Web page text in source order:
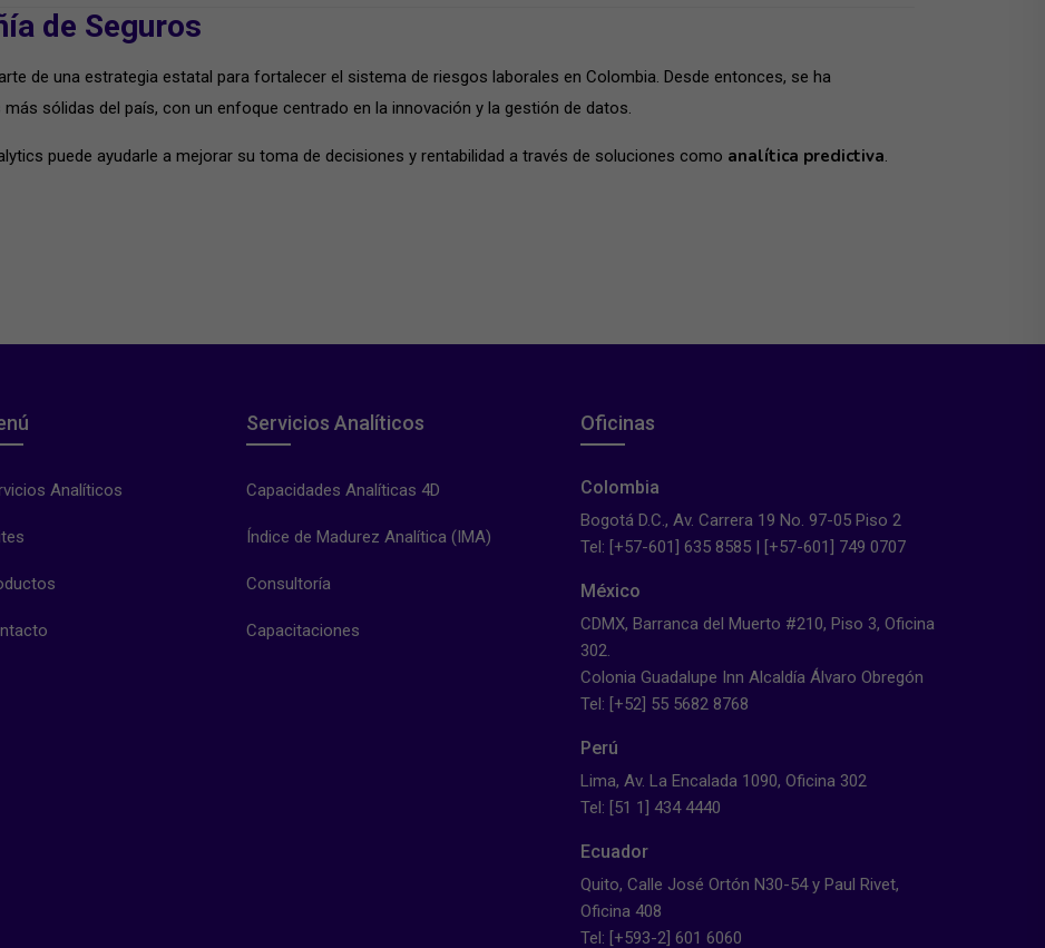
de Seguros
de una estrategia estatal para fortalecer el sistema de riesgos laborales en Colombia. Desde entonces, se ha
sólidas del país, con un enfoque centrado en la innovación y la gestión de datos.
puede ayudarle a mejorar su toma de decisiones y rentabilidad a través de soluciones como analítica predictiva.
Analíticos
Servicios Analíticos
Capacidades Analíticas 4D
Índice de Madurez Analítica (IMA)
Consultoría
Capacitaciones
Oficinas
Colombia
Bogotá D.C., Av. Carrera 19 No. 97-05 Piso 2
Tel: [+57-601] 635 8585 | [+57-601] 749 0707
México
CDMX, Barranca del Muerto #210, Piso 3, Oficina
302.
Colonia Guadalupe Inn Alcaldía Álvaro Obregón
Tel: [+52] 55 5682 8768
Perú
Lima, Av. La Encalada 1090, Oficina 302
Tel: [51 1] 434 4440
Ecuador
Quito, Calle José Ortón N30-54 y Paul Rivet,
Oficina 408
Tel: [+593-2] 601 6060